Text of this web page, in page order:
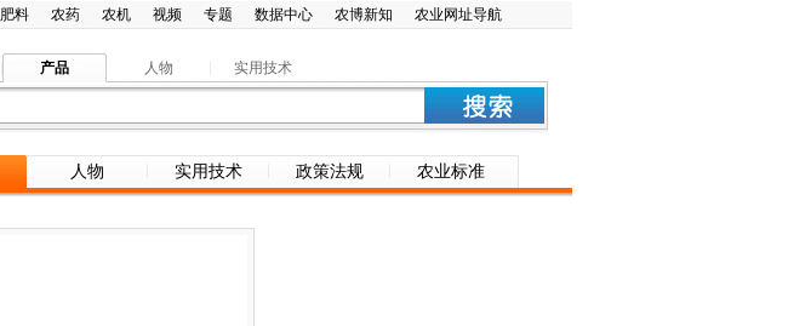
肥料 农药 农机 视频 专题 数据中心 农博新知 农业网址导航
产品 人物 实用技术
人物 实用技术 政策法规 农业标准